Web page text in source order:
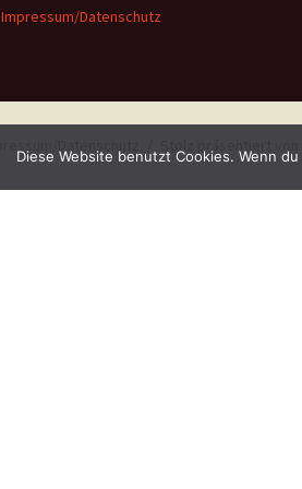
Impressum/Datenschutz
Diese Website benutzt Cookies. Wenn